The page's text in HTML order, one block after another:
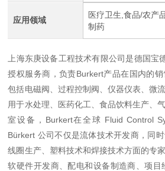
应用领域
医疗卫生,食品/农产
制药
上海东庚设备工程技术有限公司是德国宝
授权服务商，负责Burkert产品在国内的
包括电磁阀、过程控制阀、仪器仪表、微
用于水处理、医药化工、食品饮料生产、
室设备，Burkert在全球 Fluid Control
Bürkert 公司不仅是流体技术开发商，同时
线圈生产、塑料技术和焊接技术方面的专
软硬件开发商、配电和设备制造商、项